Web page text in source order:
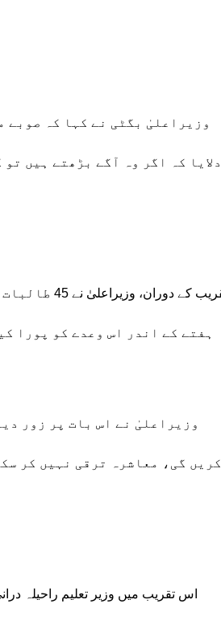
وزیراعلیٰ بگٹی نے کہا کہ صوبے
دلایا کہ اگر وہ آگے بڑھتے ہیں
تقریب کے
ہفتے کے اندر اس وعدے کو پورا
وزیراعلیٰ نے اس بات پر زور
کریں گی، معاشرہ ترقی نہیں کر
اس تقریب میں وزیر تعلیم راحیلہ